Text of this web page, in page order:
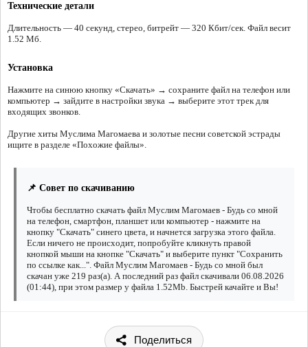
Технические детали
Длительность — 40 секунд, стерео, битрейт — 320 Кбит/сек. Файл весит
1.52 Мб.
Установка
Нажмите на синюю кнопку «Скачать» → сохраните файл на телефон или
компьютер → зайдите в настройки звука → выберите этот трек для
входящих звонков.
Другие хиты Муслима Магомаева и золотые песни советской эстрады
ищите в разделе «Похожие файлы».
📌 Совет по скачиванию
Чтобы бесплатно скачать файл Муслим Магомаев - Будь со мной
на телефон, смартфон, планшет или компьютер - нажмите на
кнопку "Скачать" синего цвета, и начнется загрузка этого файла.
Если ничего не происходит, попробуйте кликнуть правой
кнопкой мыши на кнопке "Скачать" и выберите пункт "Сохранить
по ссылке как...". Файл Муслим Магомаев - Будь со мной был
скачан уже 219 раз(а). А последний раз файл скачивали 06.08.2026
(01:44), при этом размер у файла 1.52Mb. Быстрей качайте и Вы!
Поделиться